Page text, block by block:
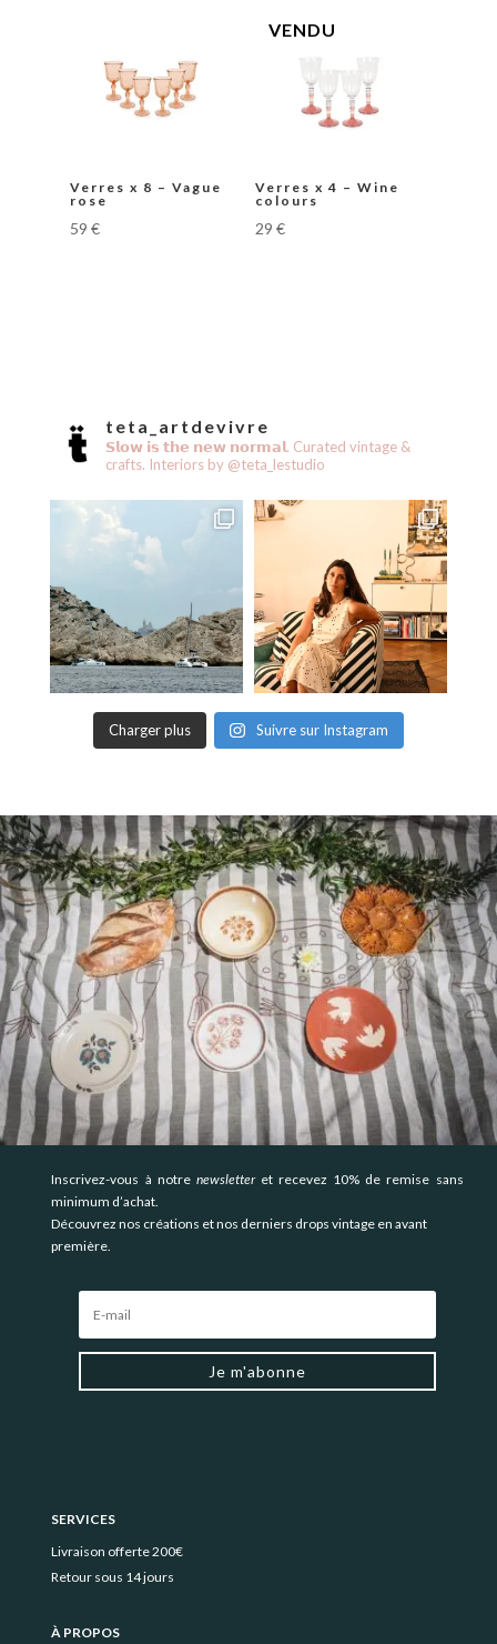
Verres x 8 – Vague
rose
59 €
Verres x 4 – Wine
colours
29€
teta_artdevivre
𝗦𝗹𝗼𝘄 𝗶𝘀 𝘁𝗵𝗲 𝗻𝗲𝘄 𝗻𝗼𝗿𝗺𝗮𝗹. Curated vintage &
crafts. Interiors by @teta_lestudio
Charger plus Suivre sur Instagram
Inscrivez-vous à notre newsletteret recevez 10% de remise sans
minimum d’achat.
Découvrez nos créations et nos derniers drops vintage en avant
première.
Je m'abonne
SERVICES
Livraison offerte 200€
Retour sous 14 jours
À PROPOS